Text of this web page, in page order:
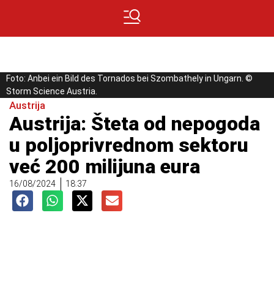
Foto: Anbei ein Bild des Tornados bei Szombathely in Ungarn. ©
Storm Science Austria.
Austrija
Austrija: Šteta od nepogoda
u poljoprivrednom sektoru
već 200 milijuna eura
16/08/2024 18:37